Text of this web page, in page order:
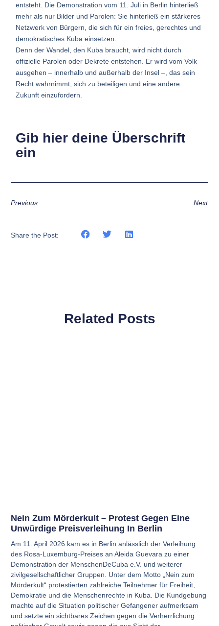
entsteht. Die Demonstration vom 11. Juli in Berlin hinterließ
mehr als nur Bilder und Parolen: Sie hinterließ ein stärkeres
Netzwerk von Bürgern, die sich für ein freies, gerechtes und
demokratisches Kuba einsetzen.
Denn der Wandel, den Kuba braucht, wird nicht durch
offizielle Parolen oder Dekrete entstehen. Er wird vom Volk
ausgehen – innerhalb und außerhalb der Insel –, das sein
Recht wahrnimmt, sich zu beteiligen und eine andere
Zukunft einzufordern.
Gib hier deine Überschrift
ein
Previous Next
Share the Post:
Related Posts
Nein Zum Mörderkult – Protest Gegen Eine
Unwürdige Preisverleihung In Berlin
Am 11. April 2026 kam es in Berlin anlässlich der Verleihung
des Rosa-Luxemburg-Preises an Aleida Guevara zu einer
Demonstration der MenschenDeCuba e.V. und weiterer
zivilgesellschaftlicher Gruppen. Unter dem Motto „Nein zum
Mörderkult“ protestierten zahlreiche Teilnehmer für Freiheit,
Demokratie und die Menschenrechte in Kuba. Die Kundgebung
machte auf die Situation politischer Gefangener aufmerksam
und setzte ein sichtbares Zeichen gegen die Verherrlichung